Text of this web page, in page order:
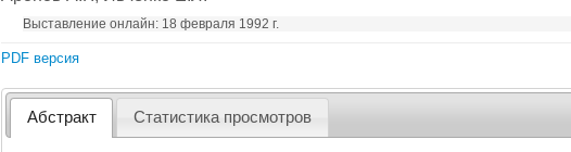
Выставление онлайн: 18 февраля 1992 г.
PDF версия
Абстракт Статистика просмотров